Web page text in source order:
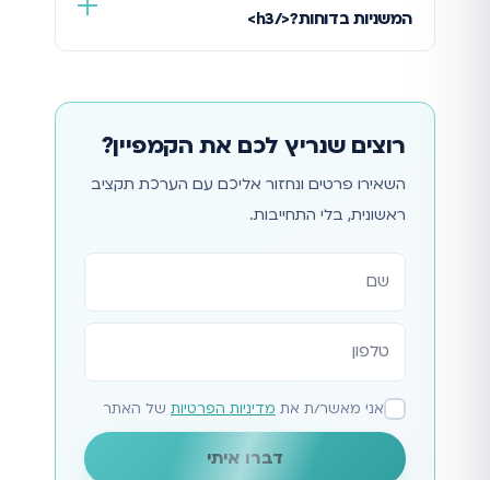
המשניות בדוחות?</h3>
רוצים שנריץ לכם את הקמפיין?
השאירו פרטים ונחזור אליכם עם הערכת תקציב
ראשונית, בלי התחייבות.
אתר
אני מאשר/ת את מדיניות הפרטיות של האתר
דברו איתי